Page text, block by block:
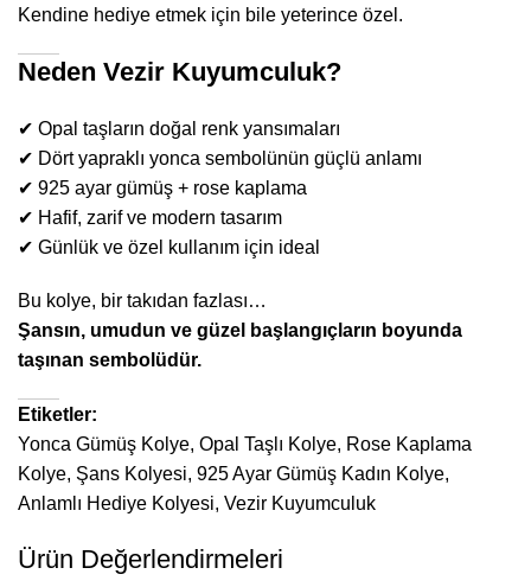
Kendine hediye etmek için bile yeterince özel.
Neden Vezir Kuyumculuk?
✔ Opal taşların doğal renk yansımaları
✔ Dört yapraklı yonca sembolünün güçlü anlamı
✔ 925 ayar gümüş + rose kaplama
✔ Hafif, zarif ve modern tasarım
✔ Günlük ve özel kullanım için ideal
Bu kolye, bir takıdan fazlası…
Şansın, umudun ve güzel başlangıçların boyunda
taşınan sembolüdür.
Etiketler:
Yonca Gümüş Kolye, Opal Taşlı Kolye, Rose Kaplama
Kolye, Şans Kolyesi, 925 Ayar Gümüş Kadın Kolye,
Anlamlı Hediye Kolyesi, Vezir Kuyumculuk
Ürün Değerlendirmeleri